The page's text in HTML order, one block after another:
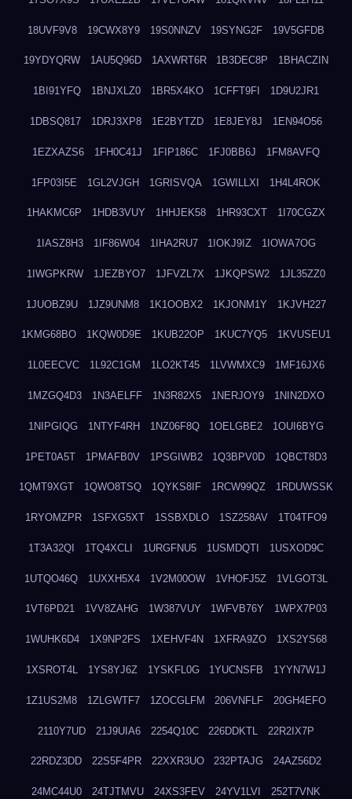
18UVF9V8 19CWX8Y9 19S0NNZV 19SYNG2F 19V5GFDB
19YDYQRW 1AU5Q96D 1AXWRT6R 1B3DEC8P 1BHACZIN
1BI91YFQ 1BNJXLZ0 1BR5X4KO 1CFFT9FI 1D9U2JR1
1DBSQ817 1DRJ3XP8 1E2BYTZD 1E8JEY8J 1EN94O56
1EZXAZS6 1FH0C41J 1FIP186C 1FJ0BB6J 1FM8AVFQ
1FP03I5E 1GL2VJGH 1GRISVQA 1GWILLXI 1H4L4ROK
1HAKMC6P 1HDB3VUY 1HHJEK58 1HR93CXT 1I70CGZX
1IASZ8H3 1IF86W04 1IHA2RU7 1IOKJ9IZ 1IOWA7OG
1IWGPKRW 1JEZBYO7 1JFVZL7X 1JKQPSW2 1JL35ZZ0
1JUOBZ9U 1JZ9UNM8 1K1OOBX2 1KJONM1Y 1KJVH227
1KMG68BO 1KQW0D9E 1KUB22OP 1KUC7YQ5 1KVUSEU1
1L0EECVC 1L92C1GM 1LO2KT45 1LVWMXC9 1MF16JX6
1MZGQ4D3 1N3AELFF 1N3R82X5 1NERJOY9 1NIN2DXO
1NIPGIQG 1NTYF4RH 1NZ06F8Q 1OELGBE2 1OUI6BYG
1PET0A5T 1PMAFB0V 1PSGIWB2 1Q3BPV0D 1QBCT8D3
1QMT9XGT 1QWO8TSQ 1QYKS8IF 1RCW99QZ 1RDUWSSK
1RYOMZPR 1SFXG5XT 1SSBXDLO 1SZ258AV 1T04TFO9
1T3A32QI 1TQ4XCLI 1URGFNU5 1USMDQTI 1USXOD9C
1UTQO46Q 1UXXH5X4 1V2M00OW 1VHOFJ5Z 1VLGOT3L
1VT6PD21 1VV8ZAHG 1W387VUY 1WFVB76Y 1WPX7P03
1WUHK6D4 1X9NP2FS 1XEHVF4N 1XFRA9ZO 1XS2YS68
1XSROT4L 1YS8YJ6Z 1YSKFL0G 1YUCNSFB 1YYN7W1J
1Z1US2M8 1ZLGWTF7 1ZOCGLFM 206VNFLF 20GH4EFO
2110Y7UD 21J9UIA6 2254Q10C 226DDKTL 22R2IX7P
22RDZ3DD 22S5F4PR 22XXR3UO 232PTAJG 24AZ56D2
24MC44U0 24TJTMVU 24XS3FEV 24YV1LVI 252T7VNK